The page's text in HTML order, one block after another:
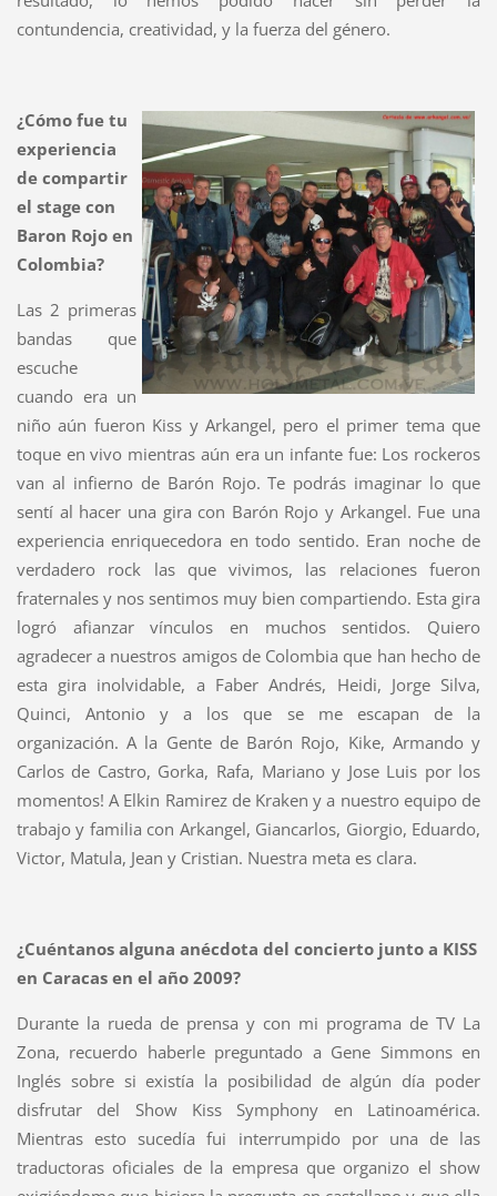
contundencia, creatividad, y la fuerza del género.
¿Cómo fue tu
experiencia
de compartir
el stage con
Baron Rojo en
Colombia?
Las 2 primeras
bandas que
escuche
cuando era un
niño aún fueron Kiss y Arkangel, pero el primer tema que
toque en vivo mientras aún era un infante fue: Los rockeros
van al infierno de Barón Rojo. Te podrás imaginar lo que
sentí al hacer una gira con Barón Rojo y Arkangel. Fue una
experiencia enriquecedora en todo sentido. Eran noche de
verdadero rock las que vivimos, las relaciones fueron
fraternales y nos sentimos muy bien compartiendo. Esta gira
logró afianzar vínculos en muchos sentidos. Quiero
agradecer a nuestros amigos de Colombia que han hecho de
esta gira inolvidable, a Faber Andrés, Heidi, Jorge Silva,
Quinci, Antonio y a los que se me escapan de la
organización. A la Gente de Barón Rojo, Kike, Armando y
Carlos de Castro, Gorka, Rafa, Mariano y Jose Luis por los
momentos! A Elkin Ramirez de Kraken y a nuestro equipo de
trabajo y familia con Arkangel, Giancarlos, Giorgio, Eduardo,
Victor, Matula, Jean y Cristian. Nuestra meta es clara.
¿Cuéntanos alguna anécdota del concierto junto a KISS
en Caracas en el año 2009?
Durante la rueda de prensa y con mi programa de TV La
Zona, recuerdo haberle preguntado a Gene Simmons en
Inglés sobre si existía la posibilidad de algún día poder
disfrutar del Show Kiss Symphony en Latinoamérica.
Mientras esto sucedía fui interrumpido por una de las
traductoras oficiales de la empresa que organizo el show